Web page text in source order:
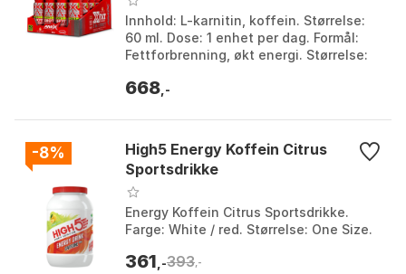
Innhold: L-karnitin, koffein. Størrelse:
60 ml. Dose: 1 enhet per dag. Formål:
Fettforbrenning, økt energi. Størrelse:
668 ,-
-8%
High5 Energy Koffein Citrus
Sportsdrikke
Energy Koffein Citrus Sportsdrikke.
Farge: White / red. Størrelse: One Size.
361 ,-393,-